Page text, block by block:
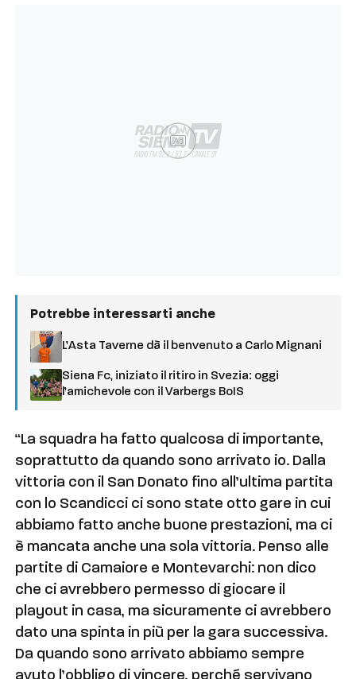
Ad
Potrebbe interessarti anche
L’Asta Taverne dà il benvenuto a Carlo Mignani
Siena Fc, iniziato il ritiro in Svezia: oggi
l’amichevole con il Varbergs BoIS
“La squadra ha fatto qualcosa di importante,
soprattutto da quando sono arrivato io. Dalla
vittoria con il San Donato fino all’ultima partita
con lo Scandicci ci sono state otto gare in cui
abbiamo fatto anche buone prestazioni, ma ci
è mancata anche una sola vittoria. Penso alle
partite di Camaiore e Montevarchi: non dico
che ci avrebbero permesso di giocare il
playout in casa, ma sicuramente ci avrebbero
dato una spinta in più per la gara successiva.
Da quando sono arrivato abbiamo sempre